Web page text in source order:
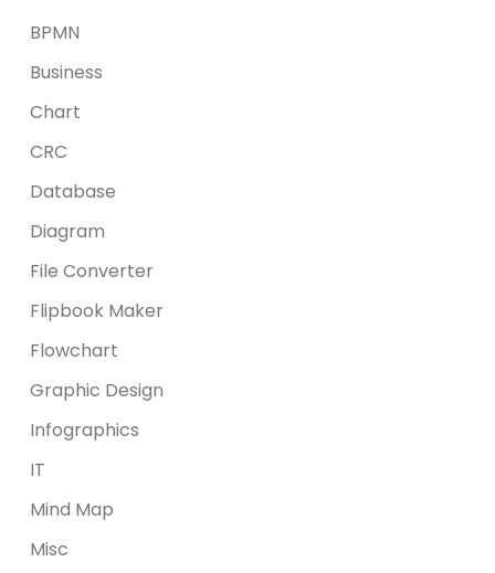
BPMN
Business
Chart
CRC
Database
Diagram
File Converter
Flipbook Maker
Flowchart
Graphic Design
Infographics
IT
Mind Map
Misc